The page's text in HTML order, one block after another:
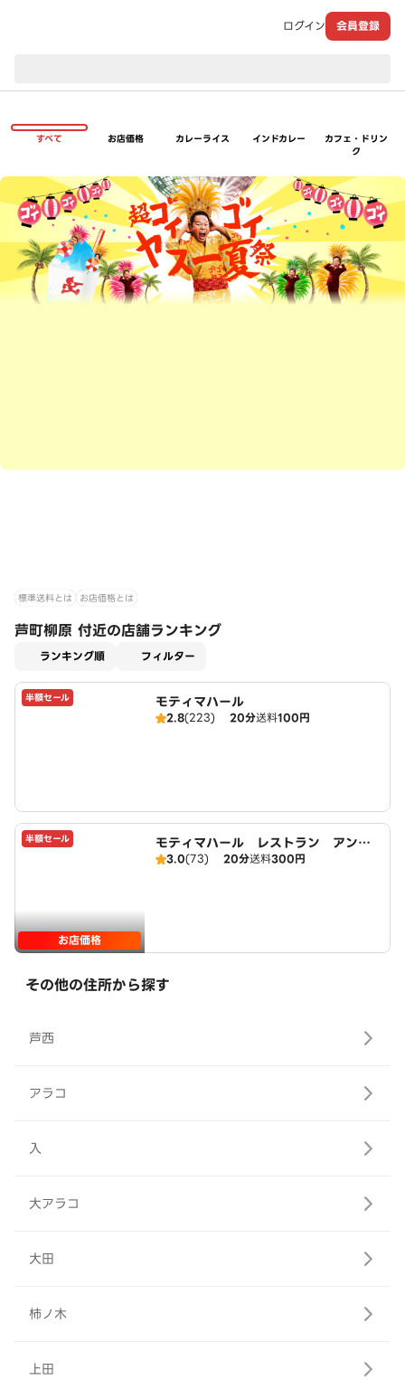
ログイン 会員登録
すべて お店価格 カレーライス インドカレー
カフェ・ドリン
ク
超ゴイゴイヤスー夏祭
標準送料とは お店価格とは
芦町柳原 付近の店舗ランキング
ランキング順 フィルター
半額セール モティマハール
2.8(223) 20分送料100円
半額セール
お店価格
モティマハール レストラン アンド
バー
3.0(73) 20分送料300円
その他の住所から探す
芦西
アラコ
入
大アラコ
大田
柿ノ木
上田